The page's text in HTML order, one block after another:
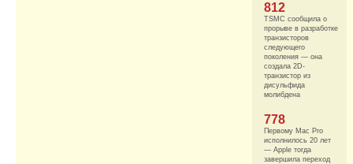
812
TSMC сообщила о
прорыве в разработке
транзисторов
следующего
поколения — она
создала 2D-
транзистор из
дисульфида
молибдена
778
Первому Mac Pro
исполнилось 20 лет
— Apple тогда
завершила переход